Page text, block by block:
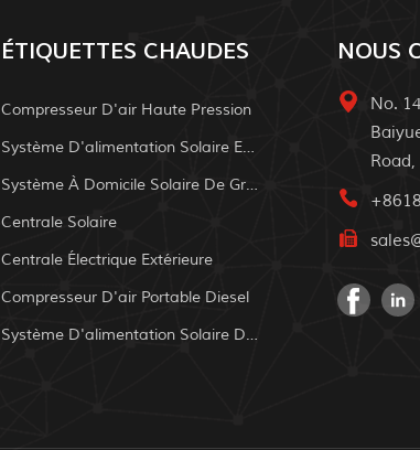
ÉTIQUETTES CHAUDES
Compresseur D'air Haute Pression
Système D'alimentation Solaire Extérieur
Système À Domicile Solaire De Grille
Centrale Solaire
Centrale Électrique Extérieure
Compresseur D'air Portable Diesel
Système D'alimentation Solaire Domestique
NOUS
No.